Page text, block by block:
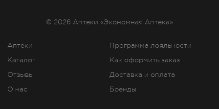
Аптеки
Каталог
Отзывы
О нас
Программа лояльности
Как оформить заказ
Доставка и оплата
Бренды
© 2026 Аптеки «Экономная Аптека»